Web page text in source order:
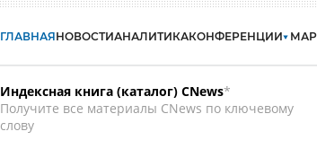
ГЛАВНАЯНОВОСТИАНАЛИТИКАКОНФЕРЕНЦИИ
Индексная книга (каталог) CNews*
Получите все материалы CNews по ключевому
слову